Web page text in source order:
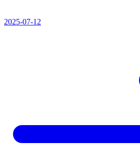
2025-07-12